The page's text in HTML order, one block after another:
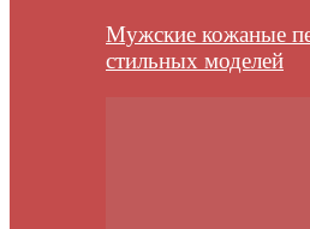
Мужские кожаные
стильных моделей